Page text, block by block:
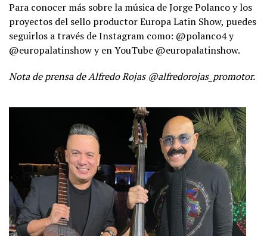
Para conocer más sobre la música de Jorge Polanco y los
proyectos del sello productor Europa Latin Show, puedes
seguirlos a través de Instagram como: @polanco4 y
@europalatinshow y en YouTube @europalatinshow.
Nota de prensa de Alfredo Rojas @alfredorojas_promotor.